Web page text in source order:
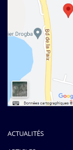
ACTUALITÉS